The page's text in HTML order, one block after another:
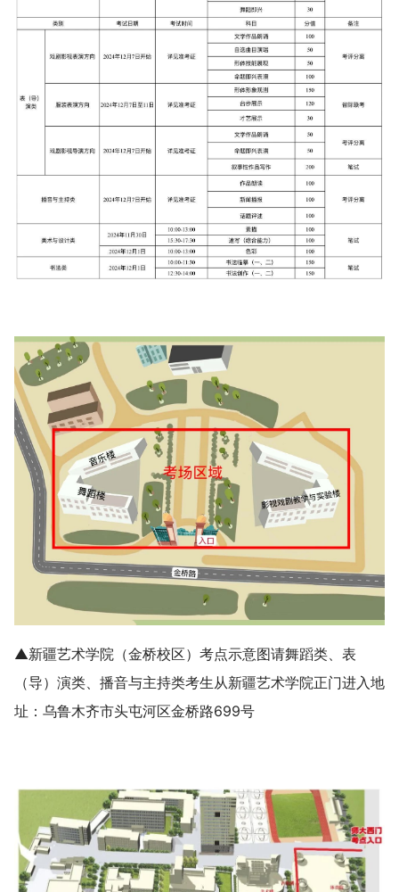
▲新疆艺术学院（金桥校区）考点示意图请舞蹈类、表
（导）演类、播音与主持类考生从新疆艺术学院正门进入地
址：乌鲁木齐市头屯河区金桥路699号